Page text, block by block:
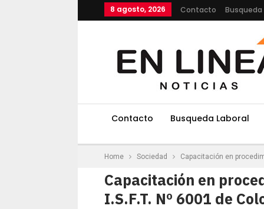
8 agosto, 2026 Contacto Busqueda
Contacto Busqueda Laboral
Home Sociedad Capacitación en
Capacitación en
I.S.F.T. Nº 6001 de